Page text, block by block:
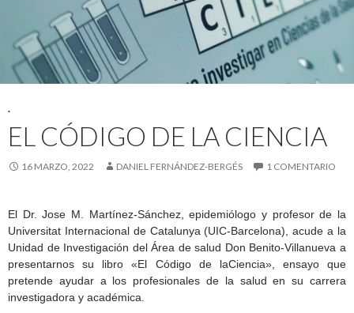
.
EL CÓDIGO DE LA CIENCIA
16 MARZO, 2022 DANIEL FERNÁNDEZ-BERGÉS 1 COMENTARIO
El Dr. Jose M. Martínez-Sánchez, epidemiólogo y profesor de la
Universitat Internacional de Catalunya (UIC-Barcelona), acude a la
Unidad de Investigación del Área de salud Don Benito-Villanueva a
presentarnos su libro «El Código de laCiencia», ensayo que
pretende ayudar a los profesionales de la salud en su carrera
investigadora y académica.